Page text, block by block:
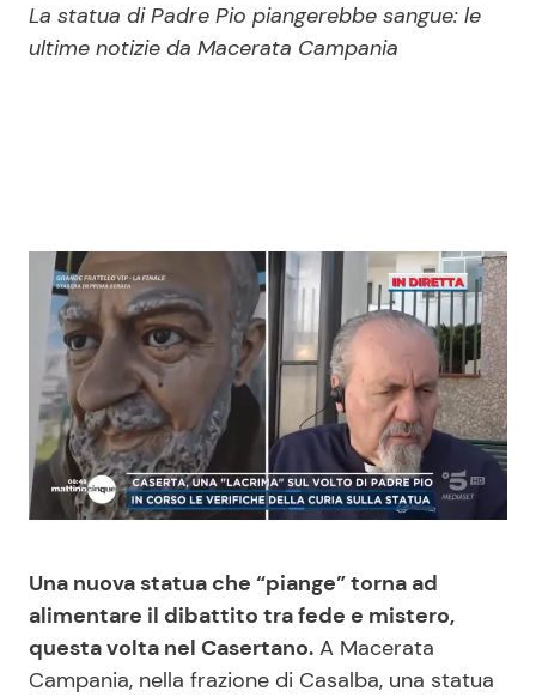
Soap Opera
News Musica
News Spettacolo
Benessere
Casa
Moda e Style
Mondo Mamma
News benessere
Cucina e Ricette
Consigli di Cucina
Dolci
Le Ricette in TV
Primi Piatti
La statua di Padre Pio piangerebbe sangue: le
ultime notizie da Macerata Campania
Una nuova statua che “piange” torna ad
alimentare il dibattito tra fede e mistero,
questa volta nel Casertano. A Macerata
Campania, nella frazione di Casalba, una statua